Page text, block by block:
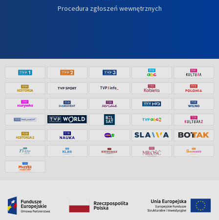
Procedura zgłoszeń wewnętrznych